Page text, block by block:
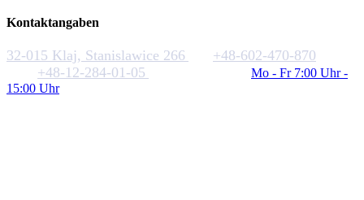
Kontaktangaben
32-015 Klaj, Stanislawice 266
+48-602-470-870
+48-12-284-01-05
Mo - Fr 7:00 Uhr -
15:00 Uhr